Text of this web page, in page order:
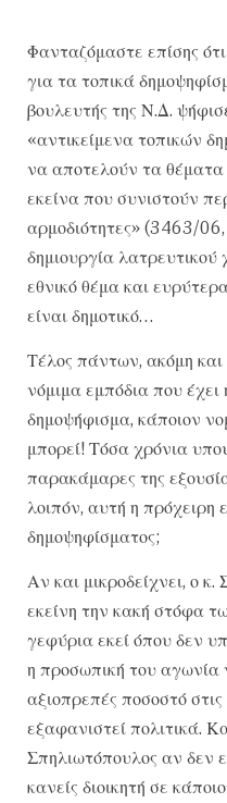
Φανταζόμαστε επίσης
για τα τοπικά
βουλευτής της Ν.Δ.
«αντικείμενα τοπικών
να αποτελούν τα θέματα
εκείνα που συνιστούν
αρμοδιότητες» (3463/
δημιουργία
εθνικό θέμα και
είναι δημοτικό…
Τέλος πάντων, ακόμη
νόμιμα εμπόδια που
δημοψήφισμα, κάποιον
μπορεί! Τόσα χρόνια
παρακάμαρες της
λοιπόν, αυτή η πρόχειρη
δημοψηφίσματος;
Αν και μικροδείχνει, ο
εκείνη την κακή στόφα
γεφύρια εκεί όπου δεν
η προσωπική του
αξιοπρεπές ποσοστό
εξαφανιστεί πολιτικά.
Σπηλιωτόπουλος αν δεν
κανείς διοικητή σε